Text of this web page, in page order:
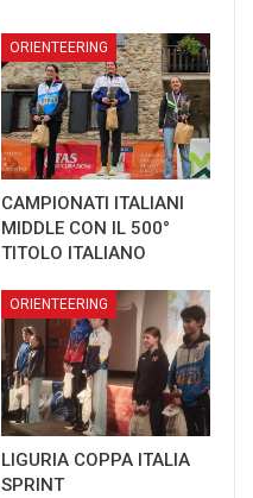
ORIENTEERING
CAMPIONATI ITALIANI
MIDDLE CON IL 500°
TITOLO ITALIANO
ORIENTEERING
LIGURIA COPPA ITALIA
SPRINT